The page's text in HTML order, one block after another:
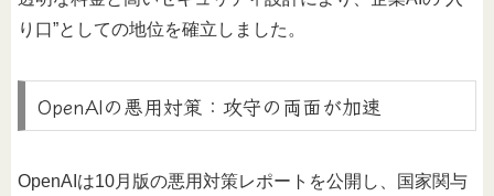
り口”としての地位を確立しました。
OpenAIの悪用対策：攻守の両面が加速
OpenAIは10月版の悪用対策レポートを公開し、国家関与